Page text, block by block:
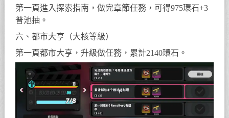
第一頁進入探索指南，做完章節任務，可得975環石+3
普池抽。
六、都市大亨（大核等級）
第一頁都市大亨，升級做任務，累計2140環石。